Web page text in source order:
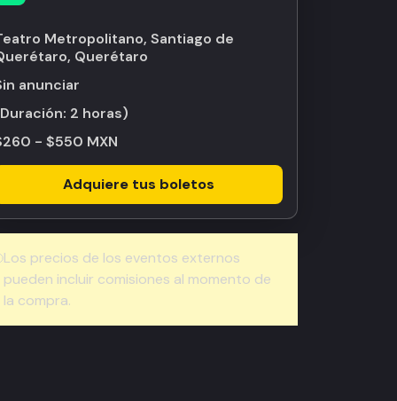
Metropolitano, Santiago de
Querétaro
Sin anunciar
2 horas)
- $550 MXN
Adquiere tus boletos
Los precios de los eventos externos
pueden incluir comisiones al momento de
la compra.